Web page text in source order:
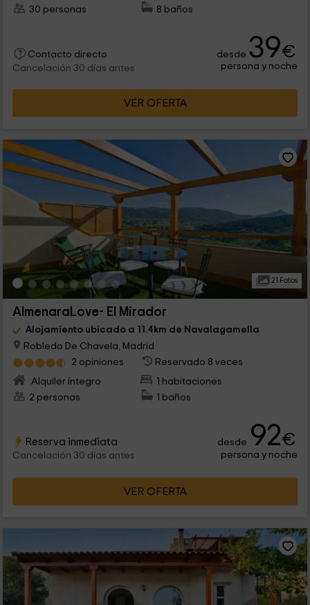
30 personas
8 baños
Contacto directo
Cancelación 30 días antes
desde 39€
persona y noche
VER OFERTA
21 Fotos
AlmenaraLove- El Mirador
Alojamiento ubicado a 11.4km de Navalagamella
Robledo De Chavela, Madrid
2 opiniones
Reservado 8 veces
Alquiler íntegro
1 habitaciones
2 personas
1 baños
Reserva inmediata
Cancelación 30 días antes
desde 92€
persona y noche
VER OFERTA